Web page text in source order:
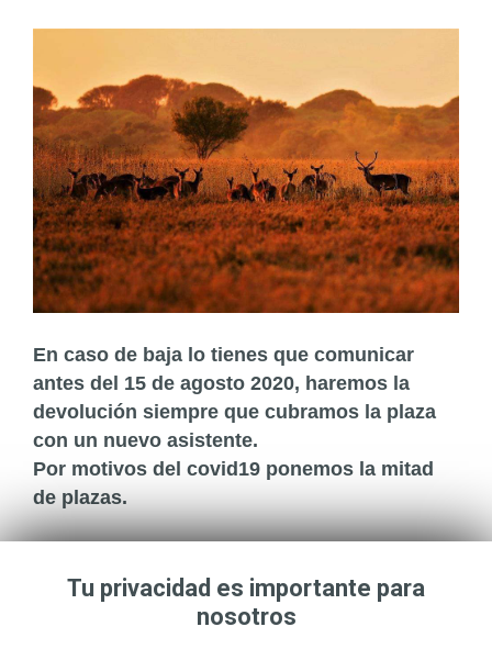
En caso de baja lo tienes que comunicar
antes del 15 de agosto 2020, haremos la
devolución siempre que cubramos la plaza
con un nuevo asistente.
Por motivos del covid19 ponemos la mitad
de plazas.
CARLOSROMERO
Tu privacidad es importante para
nosotros